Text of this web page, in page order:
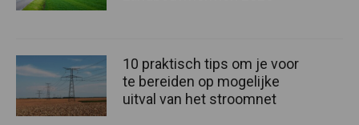
10 praktisch tips om je voor
te bereiden op mogelijke
uitval van het stroomnet